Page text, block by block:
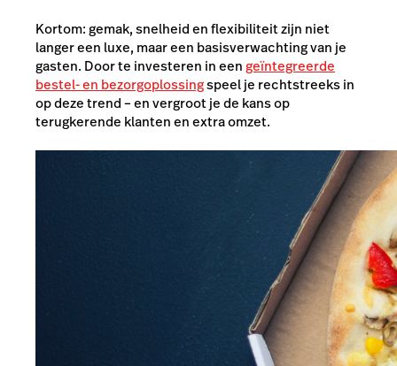
Kortom: gemak, snelheid en flexibiliteit zijn niet
langer een luxe, maar een basisverwachting van je
gasten. Door te investeren in een geïntegreerde
bestel- en bezorgoplossingspeel je rechtstreeks in
op deze trend – en vergroot je de kans op
terugkerende klanten en extra omzet.